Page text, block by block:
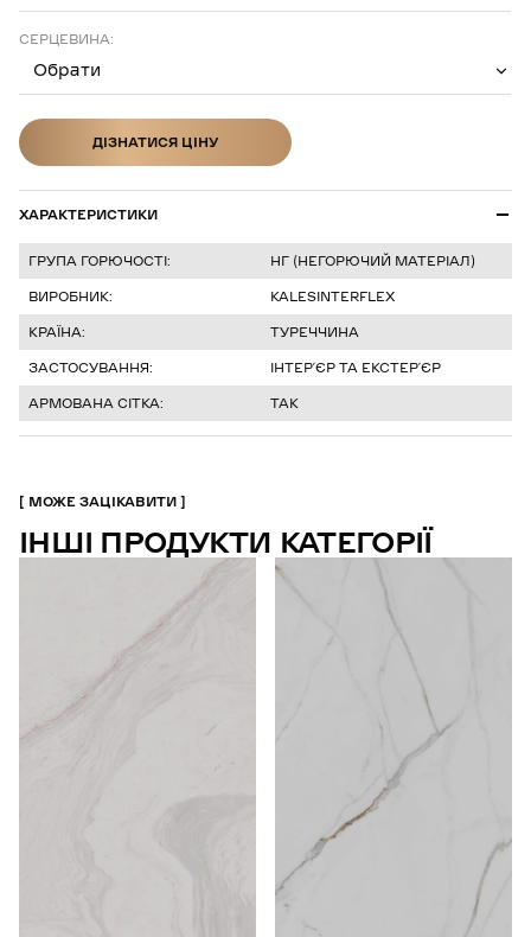
СЕРЦЕВИНА:
Обрати
ДІЗНАТИСЯ ЦІНУ
ХАРАКТЕРИСТИКИ
ГРУПА ГОРЮЧОСТІ:
НГ (НЕГОРЮЧИЙ МАТЕРІАЛ)
ВИРОБНИК:
KALESINTERFLEX
КРАЇНА:
ТУРЕЧЧИНА
ЗАСТОСУВАННЯ:
ІНТЕРʼЄР ТА ЕКСТЕРʼЄР
АРМОВАНА СІТКА:
ТАК
МОЖЕ ЗАЦІКАВИТИ
ІНШІ ПРОДУКТИ КАТЕГОРІЇ